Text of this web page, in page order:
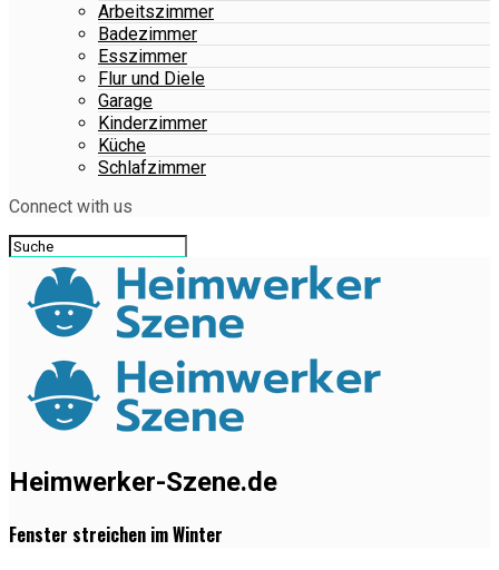
Arbeitszimmer
Badezimmer
Esszimmer
Flur und Diele
Garage
Kinderzimmer
Küche
Schlafzimmer
Connect with us
Heimwerker-Szene.de
Fenster streichen im Winter